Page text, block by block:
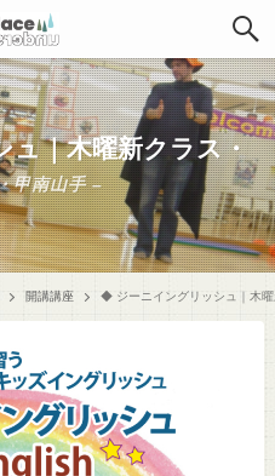
｜木曜新クラス・
甲南山手 –
開講講座 ◆ ジーニイングリッシュ｜木